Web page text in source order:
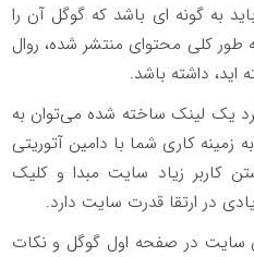
به گونه ای باشد که گوگل آن را
کلی محتوای منتشر شده، روال
اید، داشته باشد.
یک لینک ساخته شده می‌توان به
کاری شما با دامین آتوریتی
کاربر زیاد سایت مبدا و کلیک
در ارتقا قدرت سایت دارد.
سایت در صفحه اول گوگل و نکات